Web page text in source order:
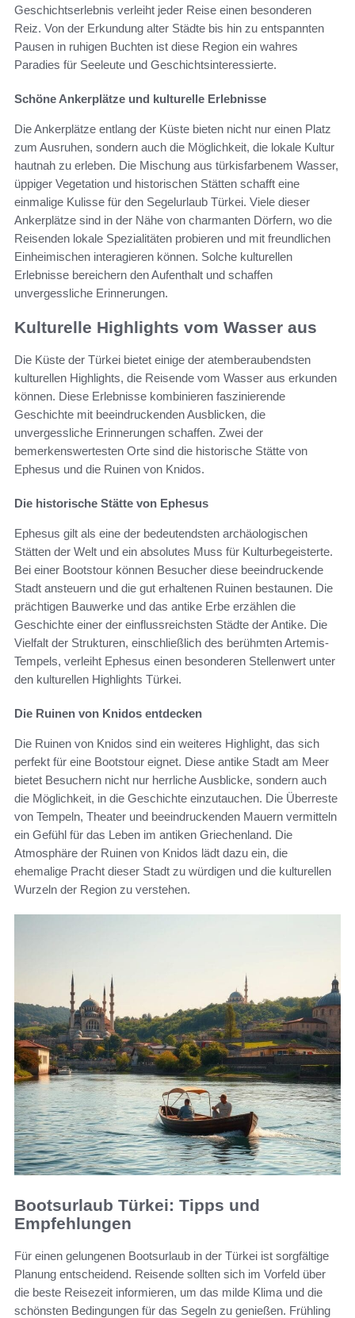
Geschichtserlebnis verleiht jeder Reise einen besonderen
Reiz. Von der Erkundung alter Städte bis hin zu entspannten
Pausen in ruhigen Buchten ist diese Region ein wahres
Paradies für Seeleute und Geschichtsinteressierte.
Schöne Ankerplätze und kulturelle Erlebnisse
Die Ankerplätze entlang der Küste bieten nicht nur einen Platz
zum Ausruhen, sondern auch die Möglichkeit, die lokale Kultur
hautnah zu erleben. Die Mischung aus türkisfarbenem Wasser,
üppiger Vegetation und historischen Stätten schafft eine
einmalige Kulisse für den Segelurlaub Türkei. Viele dieser
Ankerplätze sind in der Nähe von charmanten Dörfern, wo die
Reisenden lokale Spezialitäten probieren und mit freundlichen
Einheimischen interagieren können. Solche kulturellen
Erlebnisse bereichern den Aufenthalt und schaffen
unvergessliche Erinnerungen.
Kulturelle Highlights vom Wasser aus
Die Küste der Türkei bietet einige der atemberaubendsten
kulturellen Highlights, die Reisende vom Wasser aus erkunden
können. Diese Erlebnisse kombinieren faszinierende
Geschichte mit beeindruckenden Ausblicken, die
unvergessliche Erinnerungen schaffen. Zwei der
bemerkenswertesten Orte sind die historische Stätte von
Ephesus und die Ruinen von Knidos.
Die historische Stätte von Ephesus
Ephesus gilt als eine der bedeutendsten archäologischen
Stätten der Welt und ein absolutes Muss für Kulturbegeisterte.
Bei einer Bootstour können Besucher diese beeindruckende
Stadt ansteuern und die gut erhaltenen Ruinen bestaunen. Die
prächtigen Bauwerke und das antike Erbe erzählen die
Geschichte einer der einflussreichsten Städte der Antike. Die
Vielfalt der Strukturen, einschließlich des berühmten Artemis-
Tempels, verleiht Ephesus einen besonderen Stellenwert unter
den kulturellen Highlights Türkei.
Die Ruinen von Knidos entdecken
Die Ruinen von Knidos sind ein weiteres Highlight, das sich
perfekt für eine Bootstour eignet. Diese antike Stadt am Meer
bietet Besuchern nicht nur herrliche Ausblicke, sondern auch
die Möglichkeit, in die Geschichte einzutauchen. Die Überreste
von Tempeln, Theater und beeindruckenden Mauern vermitteln
ein Gefühl für das Leben im antiken Griechenland. Die
Atmosphäre der Ruinen von Knidos lädt dazu ein, die
ehemalige Pracht dieser Stadt zu würdigen und die kulturellen
Wurzeln der Region zu verstehen.
Bootsurlaub Türkei: Tipps und
Empfehlungen
Für einen gelungenen Bootsurlaub in der Türkei ist sorgfältige
Planung entscheidend. Reisende sollten sich im Vorfeld über
die beste Reisezeit informieren, um das milde Klima und die
schönsten Bedingungen für das Segeln zu genießen. Frühling